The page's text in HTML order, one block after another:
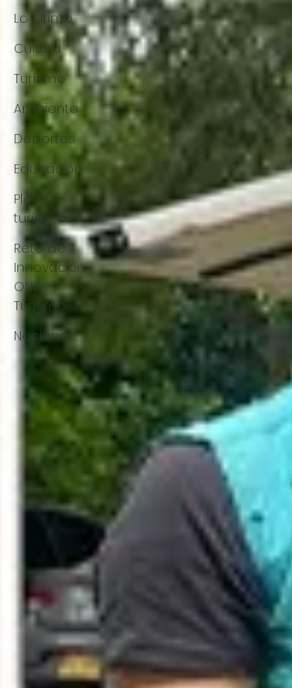
Lo Último
Cultura
Turismo
Ambiente
Deportes
Educación
Planes
turísticos
Reto de
Innovación
ONU
Turismo
Nacional